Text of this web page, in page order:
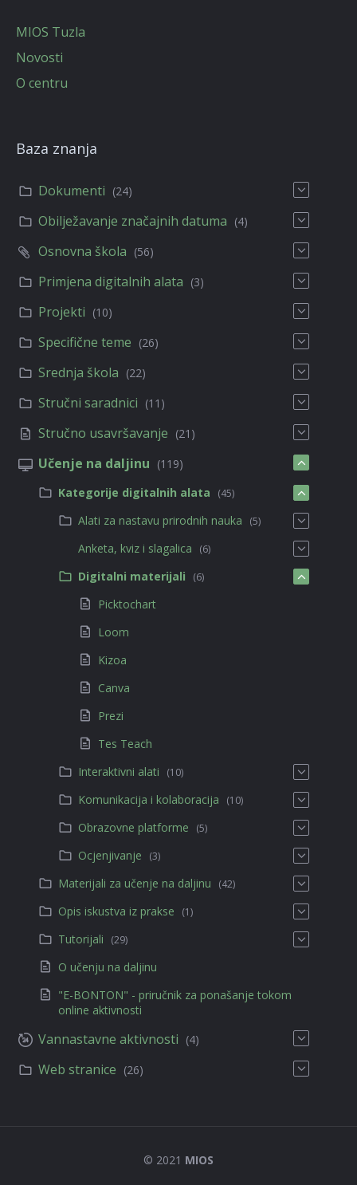
MIOS Tuzla
Novosti
O centru
Baza znanja
Dokumenti (24)
Obilježavanje značajnih datuma (4)
Osnovna škola (56)
Primjena digitalnih alata (3)
Projekti (10)
Specifične teme (26)
Srednja škola (22)
Stručni saradnici (11)
Stručno usavršavanje (21)
Učenje na daljinu (119)
Kategorije digitalnih alata
(45)
Alati za nastavu prirodnih nauka (5)
Anketa, kviz i slagalica (6)
Digitalni materijali (6)
Picktochart
Loom
Kizoa
Canva
Prezi
Tes Teach
Interaktivni alati
(10)
Komunikacija i kolaboracija (10)
Obrazovne platforme (5)
Ocjenjivanje (3)
Materijali za učenje na daljinu (42)
Opis iskustva iz prakse (1)
Tutorijali (29)
O učenju na daljinu
"E-BONTON" - priručnik za ponašanje tokom
online aktivnosti
Vannastavne aktivnosti (4)
Web stranice (26)
© 2021 MIOS